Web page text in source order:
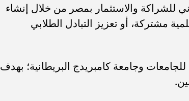
للشراكة والاستثمار بمصر من خلال إنشاء
مشتركة، أو تعزيز التبادل الطلابي
وجامعة كامبريدج البريطانية؛ بهدف